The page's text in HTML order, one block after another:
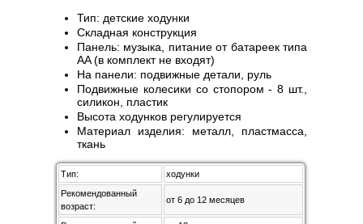
Тип: детские ходунки
Складная конструкция
Панель: музыка, питание от батареек типа
AA (в комплект не входят)
На панели: подвижные детали, руль
Подвижные колесики со стопором - 8 шт.,
силикон, пластик
Высота ходунков регулируется
Материал изделия: металл, пластмасса,
ткань
Тип:
ходунки
Рекомендованный
возраст:
от 6 до 12 месяцев